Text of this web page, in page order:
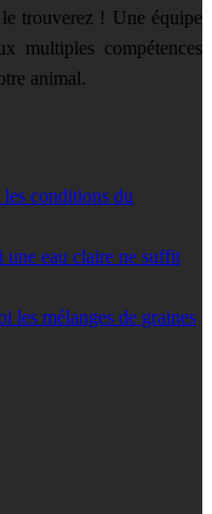
trouverez ! Une équipe
multiples compétences
animal.
conditions du
une eau claire ne suffit
les mélanges de graines